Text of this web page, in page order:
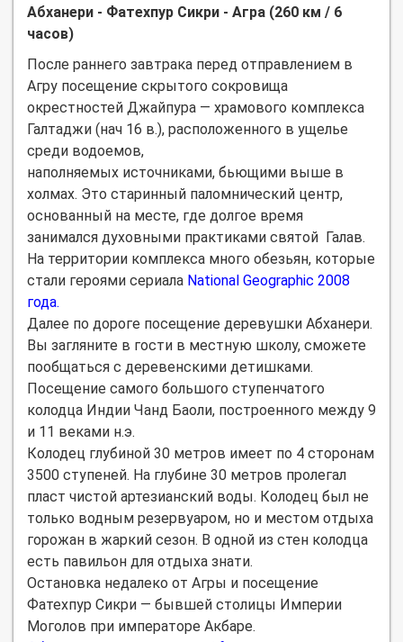
Абханери - Фатехпур Сикри - Агра (260 км / 6
часов)
После раннего завтрака перед отправлением в
Агру посещение скрытого сокровища
окрестностей Джайпура — храмового комплекса
Галтаджи (нач 16 в.), расположенного в ущелье
среди водоемов,
наполняемых источниками, бьющими выше в
холмах. Это старинный паломнический центр,
основанный на месте, где долгое время
занимался духовными практиками святой Галав.
На территории комплекса много обезьян, которые
стали героями сериала National Geographic 2008
года.
Далее по дороге посещение деревушки Абханери.
Вы загляните в гости в местную школу, сможете
пообщаться с деревенскими детишками.
Посещение самого большого ступенчатого
колодца Индии Чанд Баоли, построенного между 9
и 11 веками н.э.
Колодец глубиной 30 метров имеет по 4 сторонам
3500 ступеней. На глубине 30 метров пролегал
пласт чистой артезианский воды. Колодец был не
только водным резервуаром, но и местом отдыха
горожан в жаркий сезон. В одной из стен колодца
есть павильон для отдыха знати.
Остановка недалеко от Агры и посещение
Фатехпур Сикри — бывшей столицы Империи
Моголов при императоре Акбаре.